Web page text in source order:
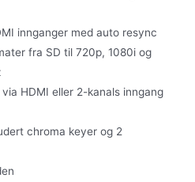
innganger med auto resync
fra SD til 720p, 1080i og
HDMI eller 2-kanals inngang
chroma keyer og 2